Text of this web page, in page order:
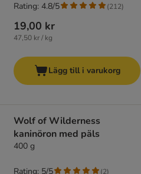
19,00 kr
47,50 kr / kg
Rating: 4.8/5 (212)
Lägg till i varukorg
Wolf of Wilderness
kaninöron med päls
400 g
Rating: 5/5 (2)